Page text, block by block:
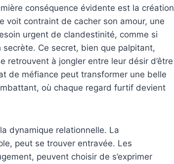
conséquence évidente est la création
voit contraint de cacher son amour, une
urgent de clandestinité, comme si
Ce secret, bien que palpitant,
retrouvent à jongler entre leur désir d’être
de méfiance peut transformer une belle
où chaque regard furtif devient
dynamique relationnelle. La
peut se trouver entravée. Les
peuvent choisir de s’exprimer